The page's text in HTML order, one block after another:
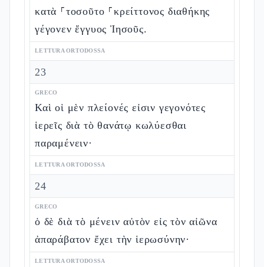
κατὰ ⸀τοσοῦτο ⸀κρείττονος διαθήκης
γέγονεν ἔγγυος Ἰησοῦς.
LETTURA ORTODOSSA
23
GRECO
Καὶ οἱ μὲν πλείονές εἰσιν γεγονότες
ἱερεῖς διὰ τὸ θανάτῳ κωλύεσθαι
παραμένειν·
LETTURA ORTODOSSA
24
GRECO
ὁ δὲ διὰ τὸ μένειν αὐτὸν εἰς τὸν αἰῶνα
ἀπαράβατον ἔχει τὴν ἱερωσύνην·
LETTURA ORTODOSSA